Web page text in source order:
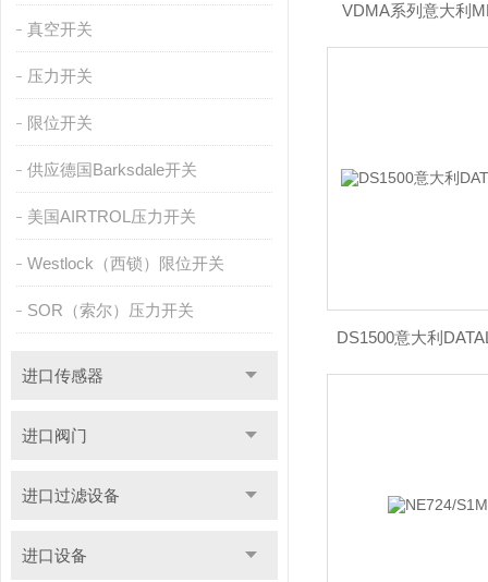
真空开关
压力开关
限位开关
供应德国Barksdale开关
美国AIRTROL压力开关
Westlock（西锁）限位开关
SOR（索尔）压力开关
进口传感器
进口阀门
进口过滤设备
进口设备
VDMA系列意大利
DS1500意大利